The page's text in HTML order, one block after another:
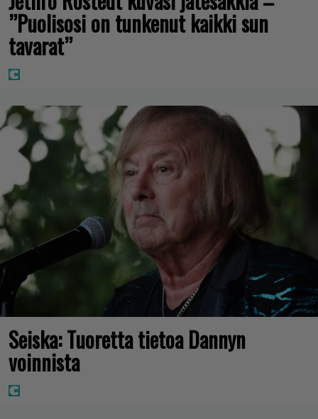
”Puolisosi on tunkenut kaikki sun
tavarat”
Seiska: Tuoretta tietoa Dannyn
voinnista